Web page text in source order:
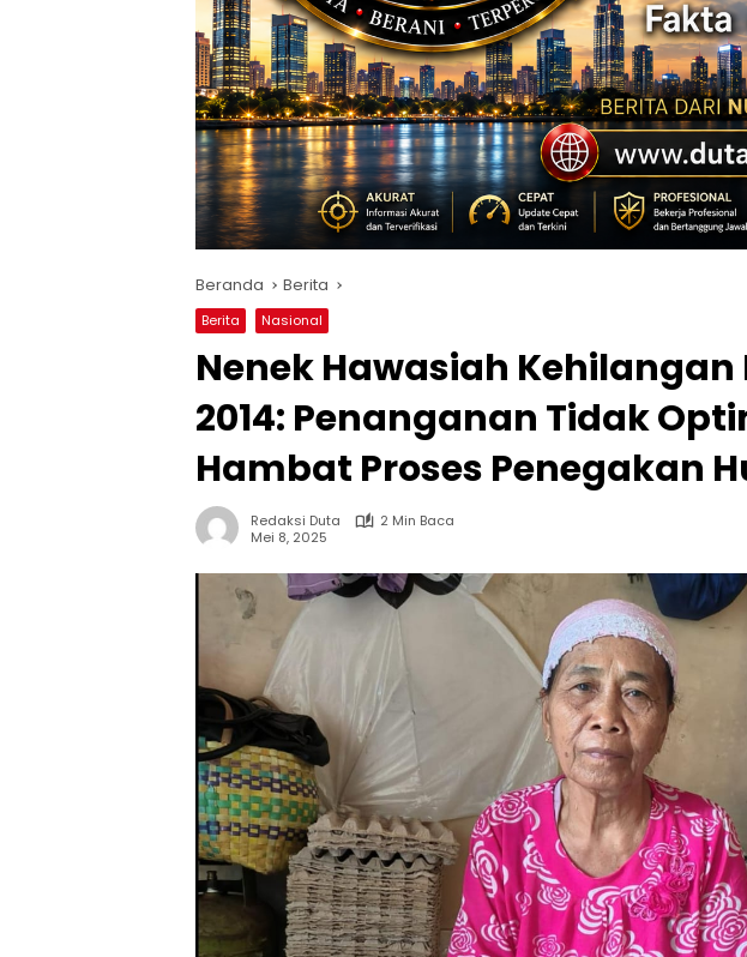
Beranda Berita
Berita Nasional
Nenek Hawasiah Kehilangan
2014: Penanganan Tidak
Hambat Proses Penegakan
Redaksi Duta
2 Min Baca
Mei 8, 2025